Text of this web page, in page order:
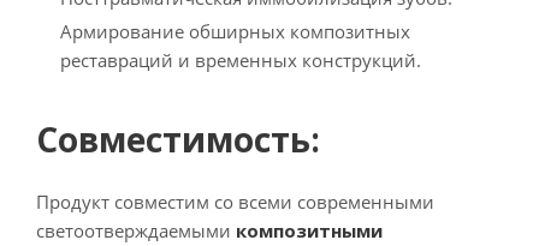
Армирование обширных композитных
реставраций и временных конструкций.
Совместимость:
Продукт совместим со всеми современными
светоотверждаемыми композитными